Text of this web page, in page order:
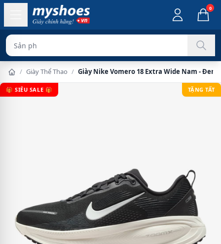
0
Sản phẩm chính hãn
/ Giày Thể Thao / Giày Nike Vomero 18 Extra Wide Nam - Đen
🎁 SIÊU SALE 🎁 TẶNG TẤT